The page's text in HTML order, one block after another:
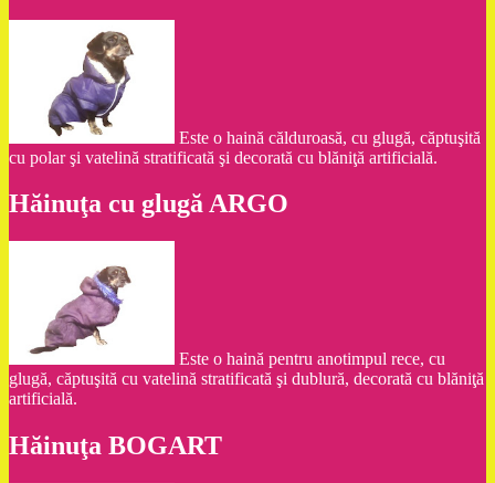
Este o haină călduroasă, cu glugă, căptuşită
cu polar şi vatelină stratificată şi decorată cu blăniţă artificială.
Hăinuţa cu glugă ARGO
Este o haină pentru anotimpul rece, cu
glugă, căptuşită cu vatelină stratificată şi dublură, decorată cu blăniţă
artificială.
Hăinuţa BOGART